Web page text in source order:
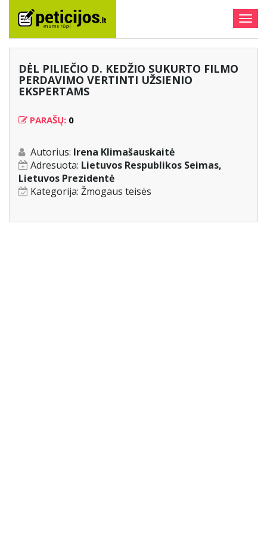
DĖL PILIEČIO D. KEDŽIO SUKURTO FILMO
PERDAVIMO VERTINTI UŽSIENIO
EKSPERTAMS
PARAŠŲ: 0
Autorius: Irena Klimašauskaitė
Adresuota: Lietuvos Respublikos Seimas,
Lietuvos Prezidentė
Kategorija: Žmogaus teisės